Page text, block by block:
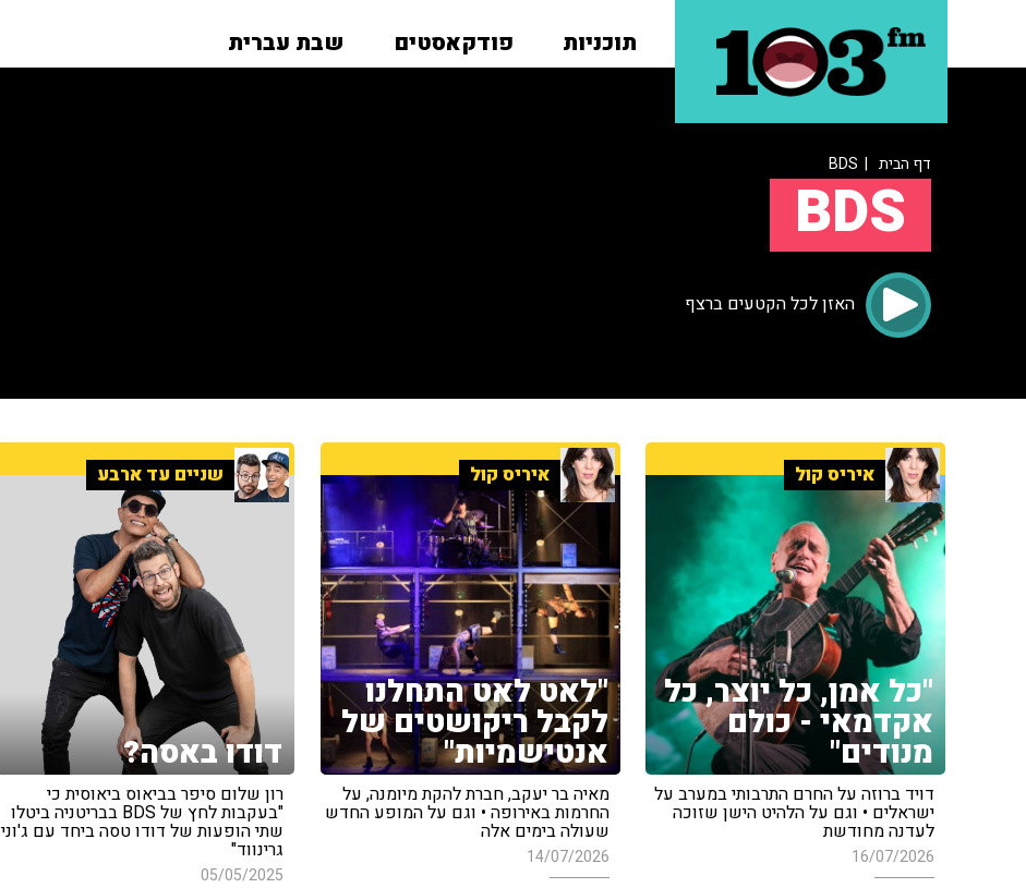
תוכניות פודקאסטים שבת עברית
דף הבית | BDS
BDS
האזן לכל הקטעים ברצף
איריס קול
"כל אמן, כל יוצר, כל
אקדמאי - כולם
מנודים"
דויד ברוזה על החרם התרבותי במערב על
ישראלים • וגם על הלהיט הישן שזוכה
לעדנה מחודשת
16/07/2026
איריס קול
"לאט לאט התחלנו
לקבל ריקושטים של
אנטישמיות"
מאיה בר יעקב, חברת להקת מיומנה, על
החרמות באירופה • וגם על המופע החדש
שעולה בימים אלה
14/07/2026
שניים עד ארבע
דודו באסה?
רון שלום סיפר בביאוס ביאוסית כי
"בעקבות לחץ של BDS בבריטניה ביטלו
שתי הופעות של דודו טסה ביחד עם ג'וני
גרינווד"
05/05/2025